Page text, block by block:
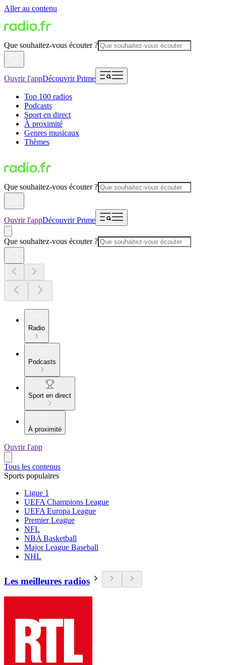
Aller au contenu
Que souhaitez-vous écouter ?
Ouvrir l'appDécouvrir Prime
Top 100 radios
Podcasts
Sport en direct
À proximité
Genres musicaux
Thèmes
Que souhaitez-vous écouter ?
Ouvrir l'appDécouvrir Prime
Que souhaitez-vous écouter ?
Radio
Podcasts
Sport en direct
À proximité
Ouvrir l'app
Tous les contenus
Sports populaires
Ligue 1
UEFA Champions League
UEFA Europa League
Premier League
NFL
NBA Basketball
Major League Baseball
NHL
Les meilleures radios